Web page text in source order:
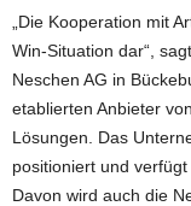
„Die Kooperation mit
Win-Situation dar“,
Neschen AG in
etablierten Anbieter
Lösungen. Das
positioniert und
Davon wird auch die